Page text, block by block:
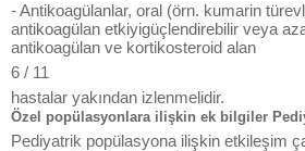
- Antikoagülanlar, oral (örn. kumarin
antikoagülan etkiyigüçlendirebilir veya
antikoagülan ve kortikosteroid alan
6 / 11
hastalar yakından izlenmelidir.
Özel popülasyonlara ilişkin ek bilgiler
Pediyatrik popülasyona ilişkin etkileşim